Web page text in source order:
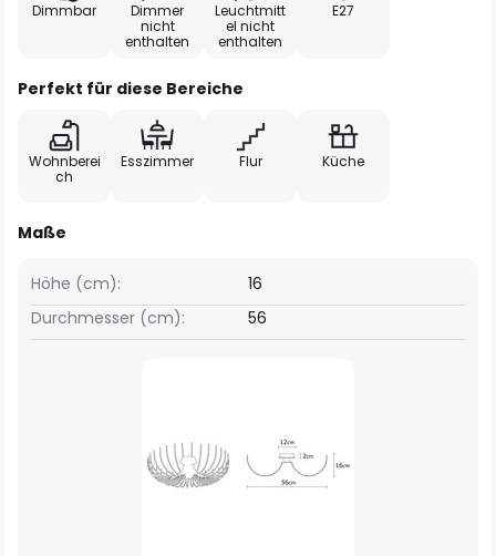
Dimmbar
Dimmer
nicht
enthalten
Leuchtmitt
el nicht
enthalten
E27
Perfekt für diese Bereiche
Wohnberei
ch
Esszimmer Flur Küche
Maße
Höhe (cm):
16
Durchmesser (cm):
56